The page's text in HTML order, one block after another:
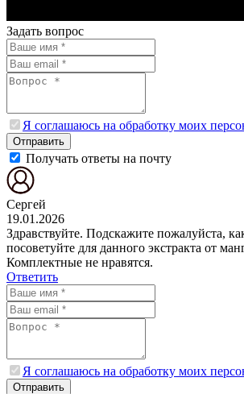
Задать вопрос
Я соглашаюсь на обработку моих
Отправить
Получать ответы на почту
Сергей
19.01.2026
Здравствуйте. Подскажите пожалуйста,
посоветуйте для данного экстракта от
Комплектные не нравятся.
Ответить
Я соглашаюсь на обработку моих
Отправить